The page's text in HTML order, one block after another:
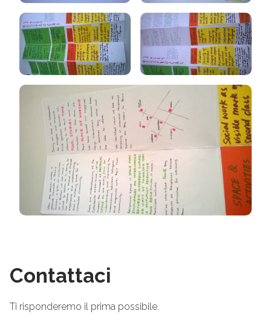
Contattaci
Ti risponderemo il prima possibile.